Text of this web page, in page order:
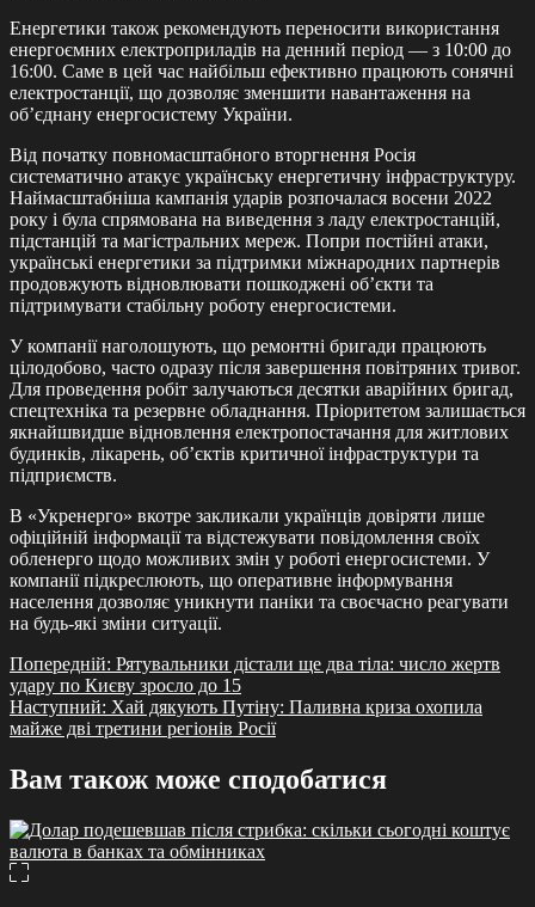
Енергетики також рекомендують переносити використання
енергоємних електроприладів на денний період — з 10:00 до
16:00. Саме в цей час найбільш ефективно працюють сонячні
електростанції, що дозволяє зменшити навантаження на
об’єднану енергосистему України.
Від початку повномасштабного вторгнення Росія
систематично атакує українську енергетичну інфраструктуру.
Наймасштабніша кампанія ударів розпочалася восени 2022
року і була спрямована на виведення з ладу електростанцій,
підстанцій та магістральних мереж. Попри постійні атаки,
українські енергетики за підтримки міжнародних партнерів
продовжують відновлювати пошкоджені об’єкти та
підтримувати стабільну роботу енергосистеми.
У компанії наголошують, що ремонтні бригади працюють
цілодобово, часто одразу після завершення повітряних тривог.
Для проведення робіт залучаються десятки аварійних бригад,
спецтехніка та резервне обладнання. Пріоритетом залишається
якнайшвидше відновлення електропостачання для житлових
будинків, лікарень, об’єктів критичної інфраструктури та
підприємств.
В «Укренерго» вкотре закликали українців довіряти лише
офіційній інформації та відстежувати повідомлення своїх
обленерго щодо можливих змін у роботі енергосистеми. У
компанії підкреслюють, що оперативне інформування
населення дозволяє уникнути паніки та своєчасно реагувати
на будь-які зміни ситуації.
Навігація
записів
Попередній: Рятувальники дістали ще два тіла: число жертв
удару по Києву зросло до 15
Наступний: Хай дякують Путіну: Паливна криза охопила
майже дві третини регіонів Росії
Вам також може сподобатися